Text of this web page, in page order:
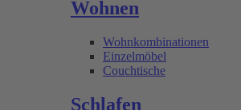
Wohnen
Wohnkombinationen
Einzelmöbel
Couchtische
Schlafen